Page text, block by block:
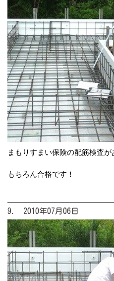
まもりすまい保険の配筋検査が
もちろん合格です！
9. 2010年07月06日